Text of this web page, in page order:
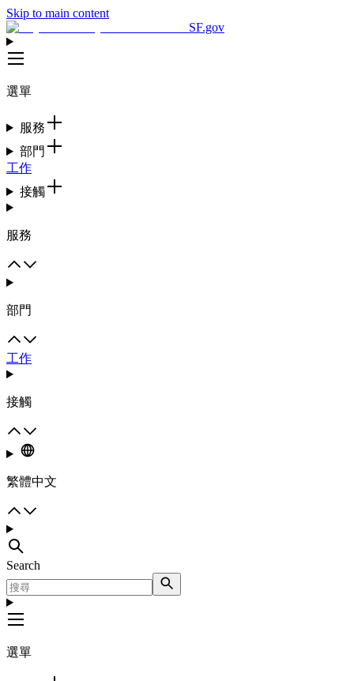
Skip to main content
SF.gov
選單
服務
部門
工作
接觸
服務
部門
工作
接觸
繁體中文
Search
選單